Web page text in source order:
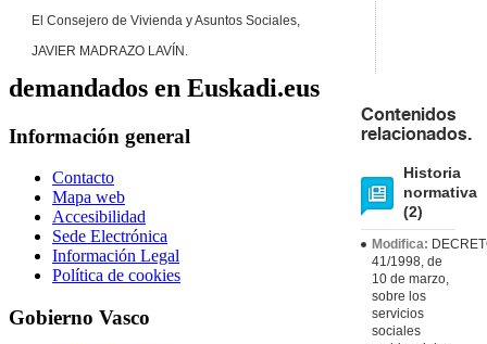
El Consejero de Vivienda y Asuntos Sociales,
JAVIER MADRAZO LAVÍN.
Contenidos
relacionados.
Historia
normativa
(2)
Modifica:
41/1998, de
10 de marzo,
sobre los
servicios
sociales
demandados en Euskadi.eus
Información general
Contacto
Mapa web
Accesibilidad
Sede Electrónica
Información Legal
Política de cookies
Gobierno Vasco